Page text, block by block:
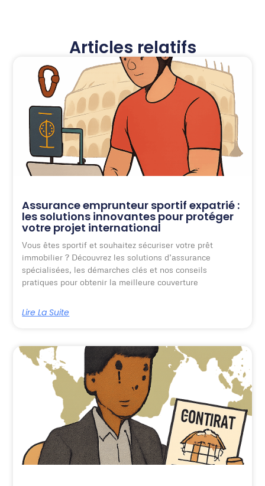
Articles relatifs
Assurance emprunteur sportif expatrié :
les solutions innovantes pour protéger
votre projet international
Vous êtes sportif et souhaitez sécuriser votre prêt
immobilier ? Découvrez les solutions d’assurance
spécialisées, les démarches clés et nos conseils
pratiques pour obtenir la meilleure couverture
Lire La Suite